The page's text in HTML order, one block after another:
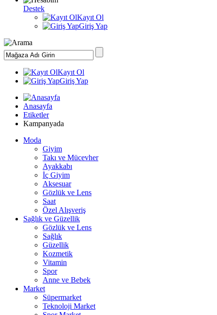
Destek
Kayıt Ol
Giriş Yap
Kayıt Ol
Giriş Yap
Anasayfa
Etiketler
Kampanyada
Moda
Giyim
Takı ve Mücevher
Ayakkabı
İç Giyim
Aksesuar
Gözlük ve Lens
Saat
Özel Alışveriş
Sağlık ve Güzellik
Gözlük ve Lens
Sağlık
Güzellik
Kozmetik
Vitamin
Spor
Anne ve Bebek
Market
Süpermarket
Teknoloji Market